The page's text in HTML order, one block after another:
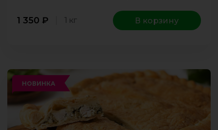
1 350 ₽ 1 кг В корзину
НОВИНКА